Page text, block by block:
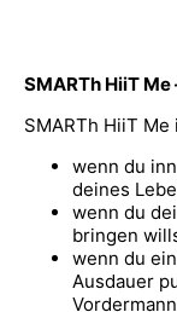
SMARTh HiiT Me
SMARTh HiiT Me
wenn du
deines
wenn du
bringen
wenn du
Ausdauer